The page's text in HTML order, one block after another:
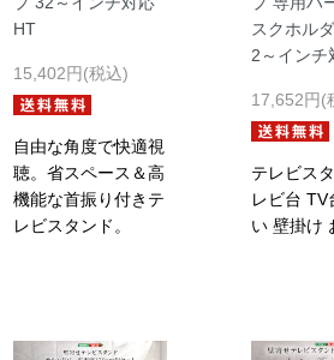
HT
15,402円(税込)
自由な角度で快適視
聴。省スペース＆高
機能な首振り付きテ
レビスタンド。
スクホル
2～インチ
17,652円(
テレビス
レビ台 TV
い 壁掛け